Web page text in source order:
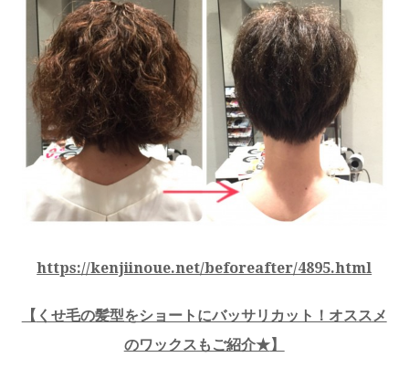
https://kenjiinoue.net/beforeafter/4895.html
【 くせ毛の髪型をショートにバッサリカット！オススメ
のワックスもご紹介★】